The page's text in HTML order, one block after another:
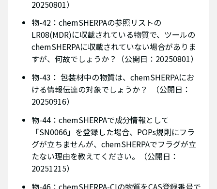
20250801）
物-42：chemSHERPAの参照リストの
LR08(MDR)に収載されている物質で、ツールの
chemSHERPAに収載されていない場合がありま
すが、何故でしょうか？（公開日：20250801）
物-43： 包装材中の物質は、chemSHERPAにお
ける情報伝達の対象でしょうか？ （公開日：
20250916）
物-44：chemSHERPAで成分情報として
「SN0066」を登録した場合、POPs規則にフラ
グが立ちませんが、chemSHERPAでフラグが立
たない理由を教えてください。（公開日：
20251215）
物-46：chemSHERPA-CIの物質をCAS登録番号で